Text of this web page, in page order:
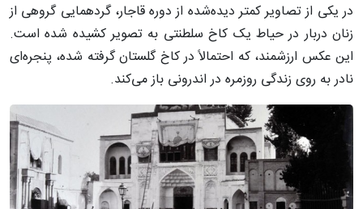
در یکی از تصاویر کمتر دیده‌شده از دوره قاجار، گردهمایی گروهی از
زنان دربار در حیاط یک کاخ سلطنتی به تصویر کشیده شده است.
این عکس ارزشمند، که احتمالاً در کاخ گلستان گرفته شده، پنجره‌ای
نادر به روی زندگی روزمره در اندرونی باز می‌کند.